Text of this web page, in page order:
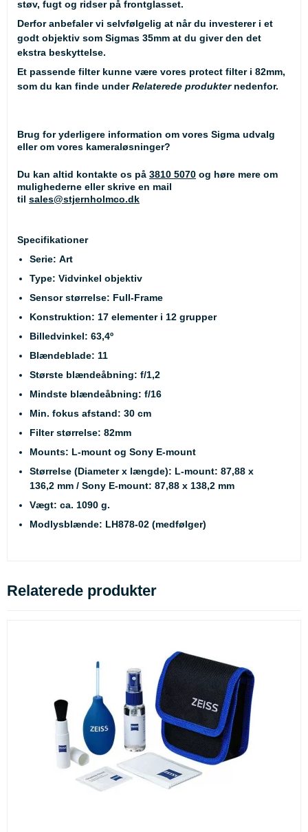
støv, fugt og ridser på frontglasset.
Derfor anbefaler vi selvfølgelig at når du investerer i et
godt objektiv som Sigmas 35mm at du giver den det
ekstra beskyttelse.
Et passende filter kunne være vores protect filter i 82mm,
som du kan finde underRelaterede produkter nedenfor.
Brug for yderligere information om vores Sigma udvalg
eller om vores kameraløsninger?
Du kan altid kontakte os på 3810 5070 og høre mere om
mulighederne eller skrive en mail
til sales@stjernholmco.dk
Specifikationer
Serie: Art
Type: Vidvinkel objektiv
Sensor størrelse: Full-Frame
Konstruktion: 17 elementer i 12 grupper
Billedvinkel: 63,4º
Blændeblade: 11
Største blændeåbning: f/1,2
Mindste blændeåbning: f/16
Min. fokus afstand: 30 cm
Filter størrelse: 82mm
Mounts: L-mount og Sony E-mount
Størrelse (Diameter x længde): L-mount: 87,88 x
136,2 mm / Sony E-mount: 87,88 x 138,2 mm
Vægt: ca. 1090 g.
Modlysblænde: LH878-02 (medfølger)
Relaterede produkter